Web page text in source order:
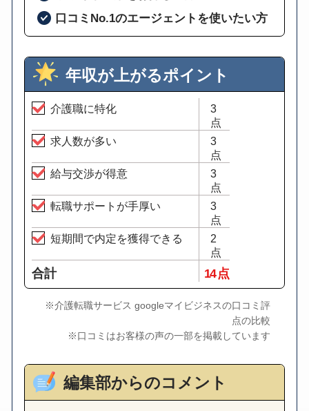
口コミNo.1のエージェントを使いたい方
年収が上がるポイント
介護職に特化
3
点
求人数が多い
3
点
給与交渉が得意
3
点
転職サポートが手厚い
3
点
短期間で内定を獲得できる
2
点
合計 14 点
※介護転職サービス googleマイビジネスの口コミ評
点の比較
※口コミはお客様の声の一部を掲載しています
編集部からのコメント